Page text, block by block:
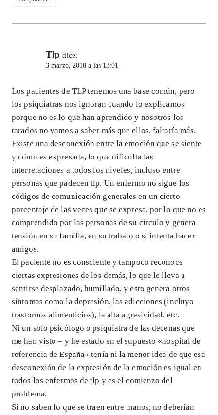
Tlp dice:
3 marzo, 2018 a las 13:01
Los pacientes de TLP tenemos una base común, pero
los psiquiatras nos ignoran cuando lo explicamos
porque no es lo que han aprendido y nosotros los
tarados no vamos a saber más que ellos, faltaría más.
Existe una desconexión entre la emoción que se siente
y cómo es expresada, lo que dificulta las
interrelaciones a todos los niveles, incluso entre
personas que padecen tlp. Un enfermo no sigue los
códigos de comunicación generales en un cierto
porcentaje de las veces que se expresa, por lo que no es
comprendido por las personas de su círculo y genera
tensión en su familia, en su trabajo o si intenta hacer
amigos.
El paciente no es consciente y tampoco reconoce
ciertas expresiones de los demás, lo que le lleva a
sentirse desplazado, humillado, y esto genera otros
síntomas como la depresión, las adicciones (incluyo
trastornos alimenticios), la alta agresividad, etc.
Ni un solo psicólogo o psiquiatra de las decenas que
me han visto – y he estado en el supuesto «hospital de
referencia de España» tenía ni la menor idea de que esa
desconexión de la expresión de la emoción es igual en
todos los enfermos de tlp y es el comienzo del
problema.
Si no saben lo que se traen entre manos, no deberían